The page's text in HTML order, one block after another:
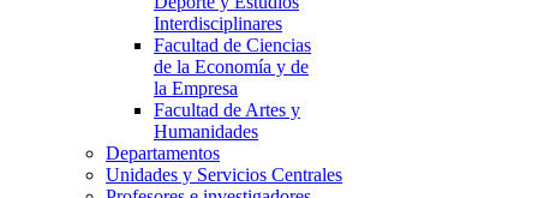
Interdisciplinares
Facultad de Ciencias
de la Economía y de
la Empresa
Facultad de Artes y
Humanidades
Departamentos
Unidades y Servicios Centrales